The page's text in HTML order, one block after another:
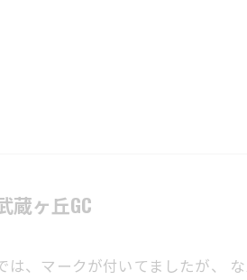
ヶ丘GC
、マークが付いてましたが、